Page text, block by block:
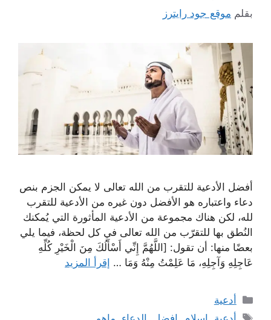
بقلم موقع جود رايترز
أفضل الأدعية للتقرب من الله تعالى لا يمكن الجزم بنص
دعاء واعتباره هو الأفضل دون غيره من الأدعية للتقرب
لله، لكن هناك مجموعة من الأدعية المأثورة التي يُمكنك
النُطق بها للتقرّب من الله تعالى في كل لحظة، فيما يلي
بعضًا منها: أن تقول: [اللَّهُمَّ إِنِّي أَسْأَلُكَ مِنَ الْخَيْرِ كُلِّهِ
عَاجِلِهِ وَآجِلِهِ، مَا عَلِمْتُ مِنْهُ وَمَا … إقرأ المزيد
التصنيفات
أدعية
الوسوم